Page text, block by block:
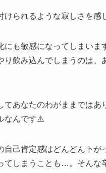
られるような寂しさを感
も敏感になってしまい
飲み込んでしまうのは
てあなたのわがままでは
なんです⚠️
己肯定感はどんどん下
しまうことも…。そんな